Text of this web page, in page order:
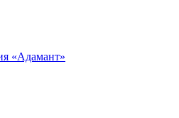
«Адамант»